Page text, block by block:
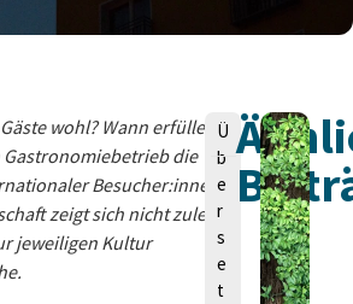
wohl? Wann erfüllen
die
Besucher:innen?
zeigt sich nicht zuletzt
jeweiligen Kultur
V
o
Ü
b
e
r
s
e
t